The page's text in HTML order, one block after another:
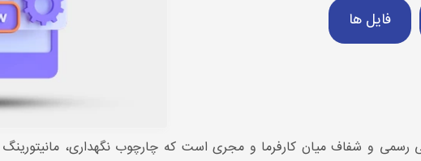
فایل ها
رسمی و شفاف میان کارفرما و مجری است که چارچوب نگهداری،